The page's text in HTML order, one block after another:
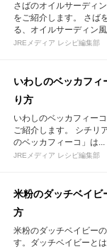
さばのオイルサーディ
をご紹介します。 さば
る、オイルサーディン
JREメディア レシピ編集部
いわしのベッカフィ
り方
いわしのベッカフィー
ご紹介します。 シチリ
のベッカフィーコ」は...
JREメディア レシピ編集部
米粉のダッチベイビ
方
米粉のダッチベイビー
す。ダッチベイビーと